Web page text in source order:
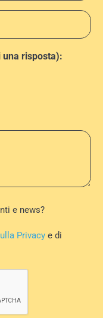
una risposta):
e news?
Privacy e di